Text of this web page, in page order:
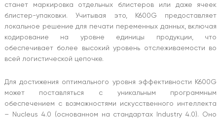
станет маркировка отдельных блистеров или даже ячеек
блистер-упаковки. Учитывая это, K600G предоставляет
локальное решение для печати переменных данных, включая
кодирование на уровне единицы продукции, что
обеспечивает более высокий уровень отслеживаемости во
всей логистической цепочке.
Для достижения оптимального уровня эффективности K600G
может поставляться с уникальным программным
обеспечением с возможностями искусственного интеллекта
– Nucleus 4.0 (основанном на стандартах Industry 4.0). Оно